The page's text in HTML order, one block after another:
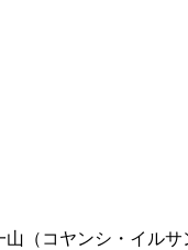
（コヤンシ・イル